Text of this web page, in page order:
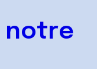
notre